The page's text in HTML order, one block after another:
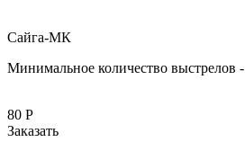
Сайга-МК
Минимальное количество выстрелов -
80 Р
Заказать